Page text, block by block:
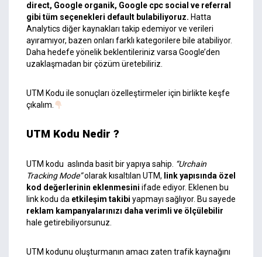
direct, Google organik, Google cpc social ve referral
gibi tüm seçenekleri default bulabiliyoruz. Hatta
Analytics diğer kaynakları takip edemiyor ve verileri
ayıramıyor, bazen onları farklı kategorilere bile atabiliyor.
Daha hedefe yönelik beklentileriniz varsa Google’den
uzaklaşmadan bir çözüm üretebiliriz.
UTM Kodu ile sonuçları özelleştirmeler için birlikte keşfe
çıkalım.
UTM Kodu Nedir ?
UTM kodu aslında basit bir yapıya sahip. “Urchain
Tracking Mode”olarak kısaltılan UTM, link yapısında özel
kod değerlerinin eklenmesini ifade ediyor. Eklenen bu
link kodu da etkileşim takibi yapmayı sağlıyor. Bu sayede
reklam kampanyalarınızı daha verimli ve ölçülebilir
hale getirebiliyorsunuz.
UTM kodunu oluşturmanın amacı zaten trafik kaynağını